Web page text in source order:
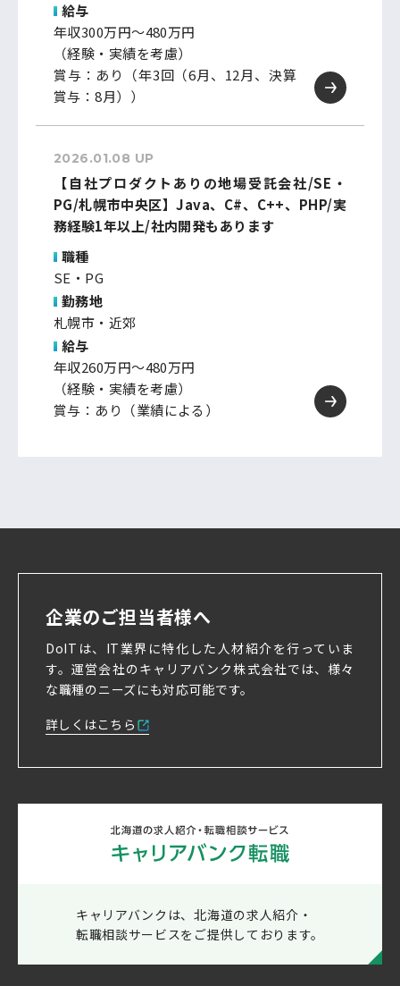
給与
年収300万円～480万円
（経験・実績を考慮）
賞与：あり（年3回（6月、12月、決算
賞与：8月））
2026.01.08 UP
【自社プロダクトありの地場受託会社/SE・
PG/札幌市中央区】Java、C#、C++、PHP/実
務経験1年以上/社内開発もあります
職種
SE・PG
勤務地
札幌市・近郊
給与
年収260万円～480万円
（経験・実績を考慮）
賞与：あり（業績による）
企業のご担当者様へ
DoITは、IT業界に特化した人材紹介を行っていま
す。運営会社のキャリアバンク株式会社では、様々
な職種のニーズにも対応可能です。
詳しくはこちら
キャリアバンクは、北海道の求人紹介・
転職相談サービスをご提供しております。